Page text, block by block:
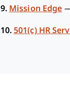
9. Mission Edge
10. 501(c) HR